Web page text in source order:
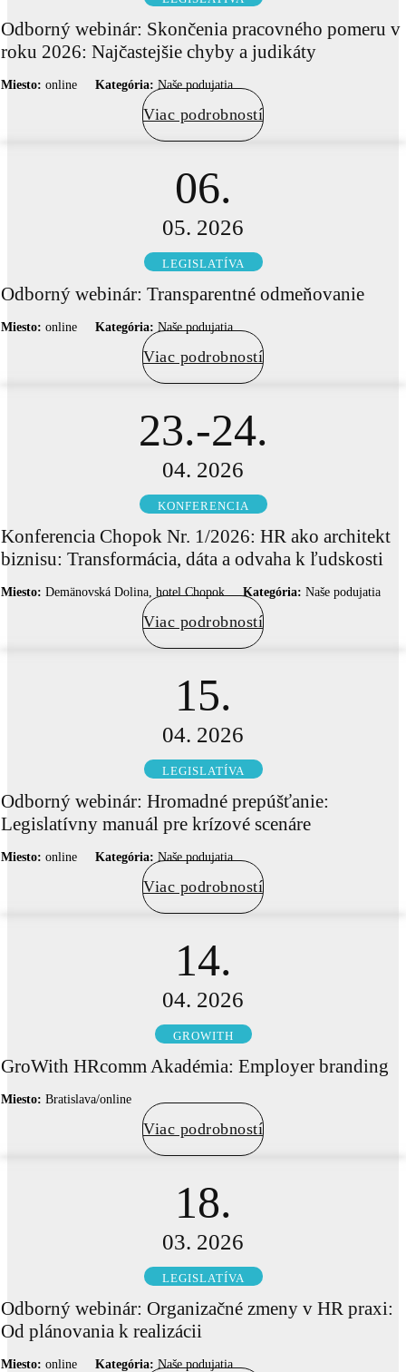
Odborný webinár: Skončenia pracovného pomeru v
roku 2026: Najčastejšie chyby a judikáty
Miesto: online Kategória: Naše podujatia
Viac podrobností
06.
05. 2026
LEGISLATÍVA
Odborný webinár: Transparentné odmeňovanie
Miesto: online Kategória: Naše podujatia
Viac podrobností
23.-24.
04. 2026
KONFERENCIA
Konferencia Chopok Nr. 1/2026: HR ako architekt
biznisu: Transformácia, dáta a odvaha k ľudskosti
Miesto: Demänovská Dolina, hotel Chopok Kategória: Naše podujatia
Viac podrobností
15.
04. 2026
LEGISLATÍVA
Odborný webinár: Hromadné prepúšťanie:
Legislatívny manuál pre krízové scenáre
Miesto: online Kategória: Naše podujatia
Viac podrobností
14.
04. 2026
GROWITH
GroWith HRcomm Akadémia: Employer branding
Miesto: Bratislava/online
Viac podrobností
18.
03. 2026
LEGISLATÍVA
Odborný webinár: Organizačné zmeny v HR praxi:
Od plánovania k realizácii
Miesto: online Kategória: Naše podujatia